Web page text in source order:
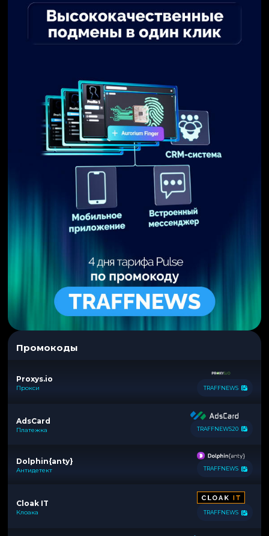
Промокоды
Proxys.io
Прокси TRAFFNEWS
AdsCard
Платежка TRAFFNEWS20
Dolphin{anty}
Антидетект TRAFFNEWS
Cloak IT
Клоака TRAFFNEWS